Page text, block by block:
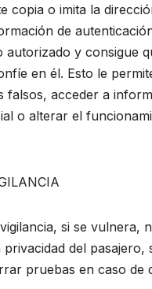
copia o imita la
de
autorizado y consigue
en él. Esto le
falsos, acceder a
o alterar el
si se vulnera,
del pasajero,
pruebas en caso de